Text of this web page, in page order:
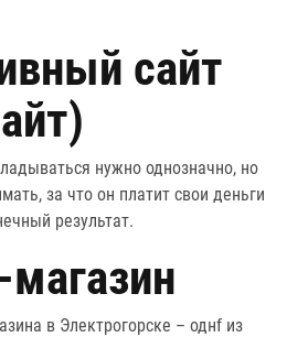
сайт
нужно однозначно, но
за что он платит свои деньги
результат.
в Электрогорске – однf из